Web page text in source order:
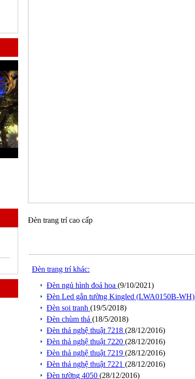
Đèn trang trí cao cấp
Đèn trang trí khác:
Đèn ngủ hình đoá hoa (9/10/2021)
Đèn Led gắn tường Kingled (LWA0150B-WH)
Đèn soi tranh (19/5/2018)
Đèn chùm thả (18/5/2018)
Đèn thả nghệ thuật 7218 (28/12/2016)
Đèn thả nghệ thuật 7220 (28/12/2016)
Đèn thả nghệ thuật 7219 (28/12/2016)
Đèn thả nghệ thuật 7221 (28/12/2016)
Đèn tường 4050 (28/12/2016)